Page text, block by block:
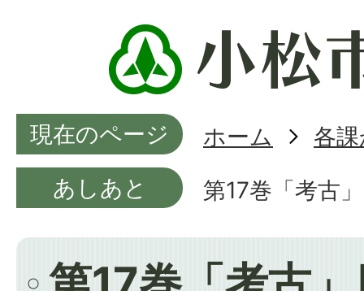
現在のページ ホーム
各
あしあと
第17巻「考古